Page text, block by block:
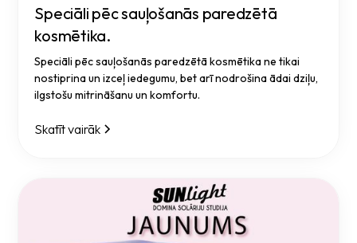
Speciāli pēc sauļošanās paredzētā
kosmētika.
Speciāli pēc sauļošanās paredzētā kosmētika ne tikai
nostiprina un izceļ iedegumu, bet arī nodrošina ādai dziļu,
ilgstošu mitrināšanu un komfortu.
Skatīt vairāk